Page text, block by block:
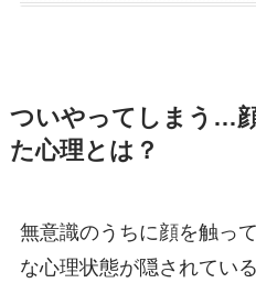
ついやってしまう…
た心理とは？
無意識のうちに顔を触っ
な心理状態が隠されてい